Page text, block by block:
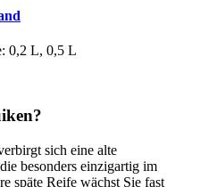
0,2 L, 0,5 L
sich eine alte
besonders einzigartig im
späte Reife wächst Sie fast